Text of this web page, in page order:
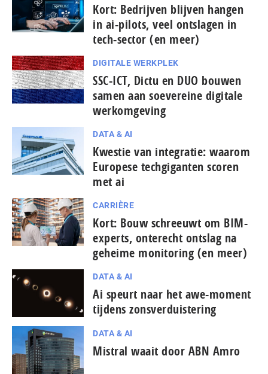
Kort: Bedrijven blijven hangen
in ai-pilots, veel ontslagen in
tech-sector (en meer)
DIGITALE WERKPLEK
SSC-ICT, Dictu en DUO bouwen
samen aan soevereine digitale
werkomgeving
DATA & AI
Kwestie van integratie: waarom
Europese tech­gi­gan­ten scoren
met ai
CARRIÈRE
Kort: Bouw schreeuwt om BIM-
experts, onterecht ontslag na
geheime monitoring (en meer)
DATA & AI
Ai speurt naar het awe-moment
tijdens zonsverduistering
DATA & AI
Mistral waait door ABN Amro